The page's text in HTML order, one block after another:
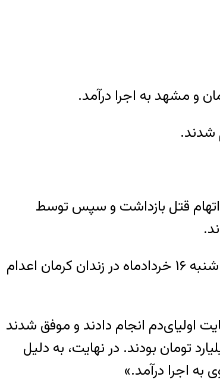
و مشهد به اجرا درآمد.
شدند.
قتل بازداشت و سپس توسط
آزاد شوشتری، روز پنجشنبه ۱۴ خردادماه در زندان وکیل آباد مشهد و ابوذر محمدحسین‌پور (نگارستانی) روز شنبه ۱۶ خردادماه در زندان کرمان اعدام
انجام دادند و موفق شدند
تومان بودند. در نهایت، به دلیل
به اجرا درآمد.»